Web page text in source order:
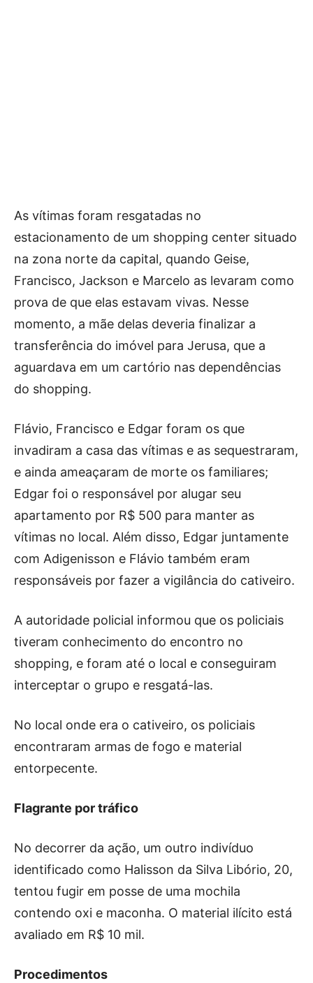
As vítimas foram resgatadas no
estacionamento de um shopping center situado
na zona norte da capital, quando Geise,
Francisco, Jackson e Marcelo as levaram como
prova de que elas estavam vivas. Nesse
momento, a mãe delas deveria finalizar a
transferência do imóvel para Jerusa, que a
aguardava em um cartório nas dependências
do shopping.
Flávio, Francisco e Edgar foram os que
invadiram a casa das vítimas e as sequestraram,
e ainda ameaçaram de morte os familiares;
Edgar foi o responsável por alugar seu
apartamento por R$ 500 para manter as
vítimas no local. Além disso, Edgar juntamente
com Adigenisson e Flávio também eram
responsáveis por fazer a vigilância do cativeiro.
A autoridade policial informou que os policiais
tiveram conhecimento do encontro no
shopping, e foram até o local e conseguiram
interceptar o grupo e resgatá-las.
No local onde era o cativeiro, os policiais
encontraram armas de fogo e material
entorpecente.
Flagrante por tráfico
No decorrer da ação, um outro indivíduo
identificado como Halisson da Silva Libório, 20,
tentou fugir em posse de uma mochila
contendo oxi e maconha. O material ilícito está
avaliado em R$ 10 mil.
Procedimentos